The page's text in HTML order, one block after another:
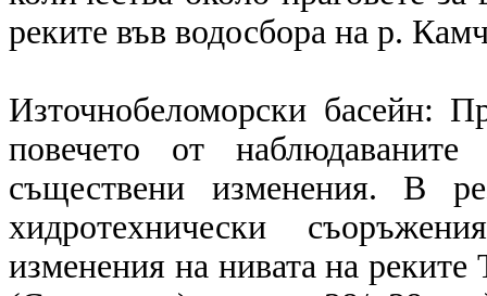
реките във водосбора на р.
Източнобеломорски басейн:
повечето от
съществени изменения. В
хидротехнически
изменения на нивата на